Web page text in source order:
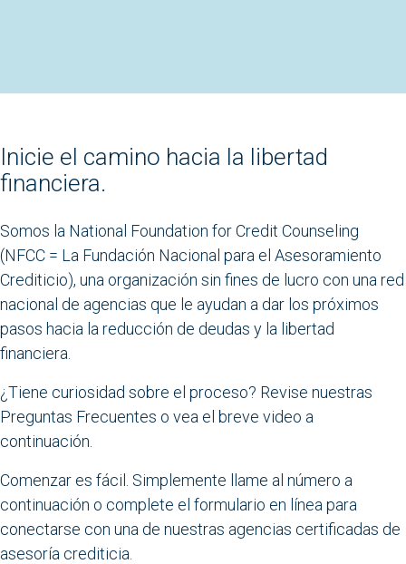
Inicie el camino hacia la libertad
financiera.
Somos la National Foundation for Credit Counseling
(NFCC = La Fundación Nacional para el Asesoramiento
Crediticio), una organización sin fines de lucro con una red
nacional de agencias que le ayudan a dar los próximos
pasos hacia la reducción de deudas y la libertad
financiera.
¿Tiene curiosidad sobre el proceso? Revise nuestras
Preguntas Frecuentes o vea el breve video a
continuación.
Comenzar es fácil. Simplemente llame al número a
continuación o complete el formulario en línea para
conectarse con una de nuestras agencias certificadas de
asesoría crediticia.